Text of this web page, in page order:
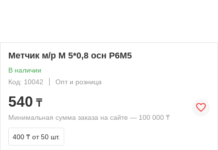
Метчик м/р М 5*0,8 осн Р6М5
В наличии
Код: 10042
Опт и розница
540 ₸
Минимальная сумма заказа на сайте — 100 000 ₸
400 ₸ от 50 шт.